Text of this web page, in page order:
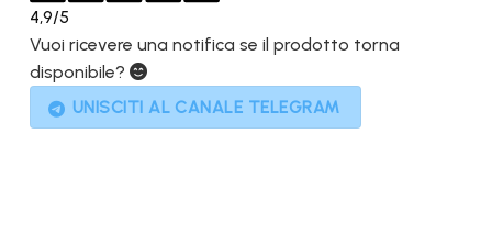
4,9/5
Vuoi ricevere una notifica se il prodotto torna
disponibile?
UNISCITI AL CANALE TELEGRAM